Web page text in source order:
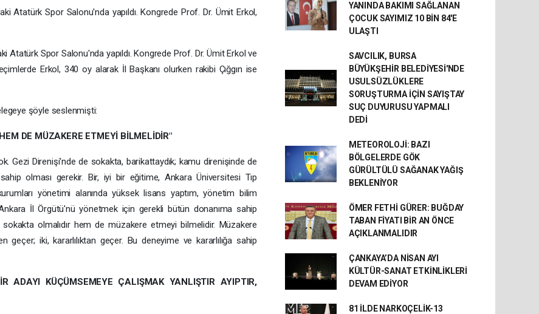
Atatürk Spor Salonu'nda yapıldı. Kongrede Prof. Dr. Ümit Erkol,
Atatürk Spor Salonu'nda yapıldı. Kongrede Prof. Dr. Ümit Erkol ve
Erkol, 340 oy alarak İl Başkanı olurken rakibi Çığgın ise
şöyle seslenmişti:
DE MÜZAKERE ETMEYİ BİLMELİDİR"
Gezi Direnişi'nde de sokakta, barikattaydık; kamu direnişinde de
olması gerekir. Bir, iyi bir eğitime, Ankara Üniversitesi Tıp
yönetimi alanında yüksek lisans yaptım, yönetim bilim
İl Örgütü'nü yönetmek için gerekli bütün donanıma sahip
olmalıdır hem de müzakere etmeyi bilmelidir. Müzakere
geçer; iki, kararlılıktan geçer. Bu deneyime ve kararlılığa sahip
ADAYI KÜÇÜMSEMEYE ÇALIŞMAK YANLIŞTIR AYIPTIR,
YANINDA BAKIMI SAĞLANAN
ÇOCUK SAYIMIZ 10 BİN 84'E
ULAŞTI
SAVCILIK, BURSA
BÜYÜKŞEHİR BELEDİYESİ'NDE
USULSÜZLÜKLERE
SORUŞTURMA İÇİN SAYIŞTAY
SUÇ DUYURUSU YAPMALI
DEDİ
METEOROLOJİ: BAZI
BÖLGELERDE GÖK
GÜRÜLTÜLÜ SAĞANAK YAĞIŞ
BEKLENİYOR
ÖMER FETHİ GÜRER: BUĞDAY
TABAN FİYATI BİR AN ÖNCE
AÇIKLANMALIDIR
ÇANKAYA’DA NİSAN AYI
KÜLTÜR-SANAT ETKİNLİKLERİ
DEVAM EDİYOR
81 İLDE NARKOÇELİK-13